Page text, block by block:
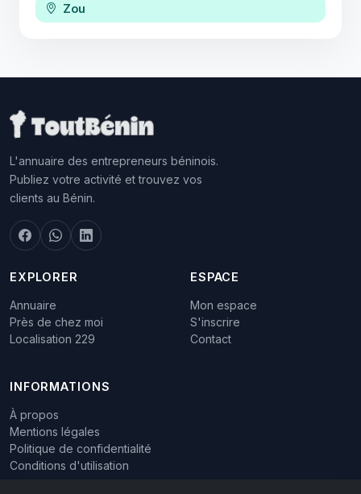
Zou
L'annuaire des entrepreneurs béninois.
Publiez votre activité et trouvez vos
clients au Bénin.
EXPLORER
Annuaire
Près de chez moi
Localisation 229
ESPACE
Mon espace
S'inscrire
Contact
INFORMATIONS
À propos
Mentions légales
Politique de confidentialité
Conditions d'utilisation